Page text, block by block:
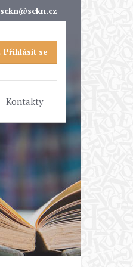
sckn@sckn.cz
Přihlásit se
Kontakty